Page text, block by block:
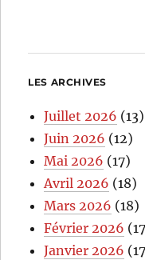
LES ARCHIVES
Juillet 2026 (13)
Juin 2026 (12)
Mai 2026 (17)
Avril 2026 (18)
Mars 2026 (18)
Février 2026
Janvier 2026